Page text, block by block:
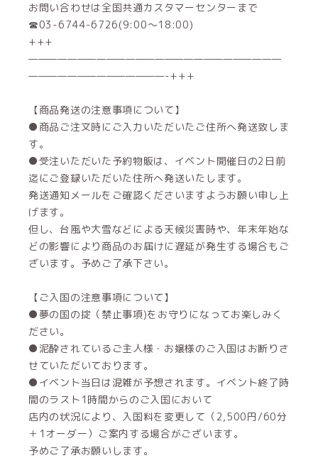
お問い合わせは全国共通カスタマーセンターまで
☎03-6744-6726(9:00～18:00)
+++
——————————————————————————
——————————————-+++
【商品発送の注意事項について】
●商品ご注文時にご入力いただいたご住所へ発送致しま
す。
●受注いただいた予約物販は、イベント開催日の2日前
迄にご登録いただいた住所へ発送いたします。
発送通知メールをご確認くださいますようお願い申し上
げます。
但し、台風や大雪などによる天候災害時や、年末年始な
どの影響により商品のお届けに遅延が発生する場合もご
ざいます。予めご了承下さい。
【ご入国の注意事項について】
●夢の国の掟（禁止事項)をお守りになってお楽しみく
ださい。
●泥酔されているご主人様・お嬢様のご入国はお断りさ
せていただいております。
●イベント当日は混雑が予想されます。イベント終了時
間のラスト1時間からのご入国において
店内の状況により、入国料を変更して（2,500円/60分
＋1オーダー）ご案内する場合がございます。
予めご了承お願いします。